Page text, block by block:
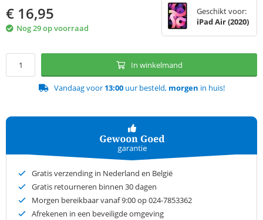
€ 16,95
Nog 29 op voorraad
Geschikt voor:
iPad Air (2020)
In winkelmand
Vandaag voor 13:00uur besteld, morgen in huis!
Gratis verzending in Nederland en België
Gratis retourneren binnen 30 dagen
Morgen bereikbaar vanaf 9:00 op 024-7853362
Afrekenen in een beveiligde omgeving